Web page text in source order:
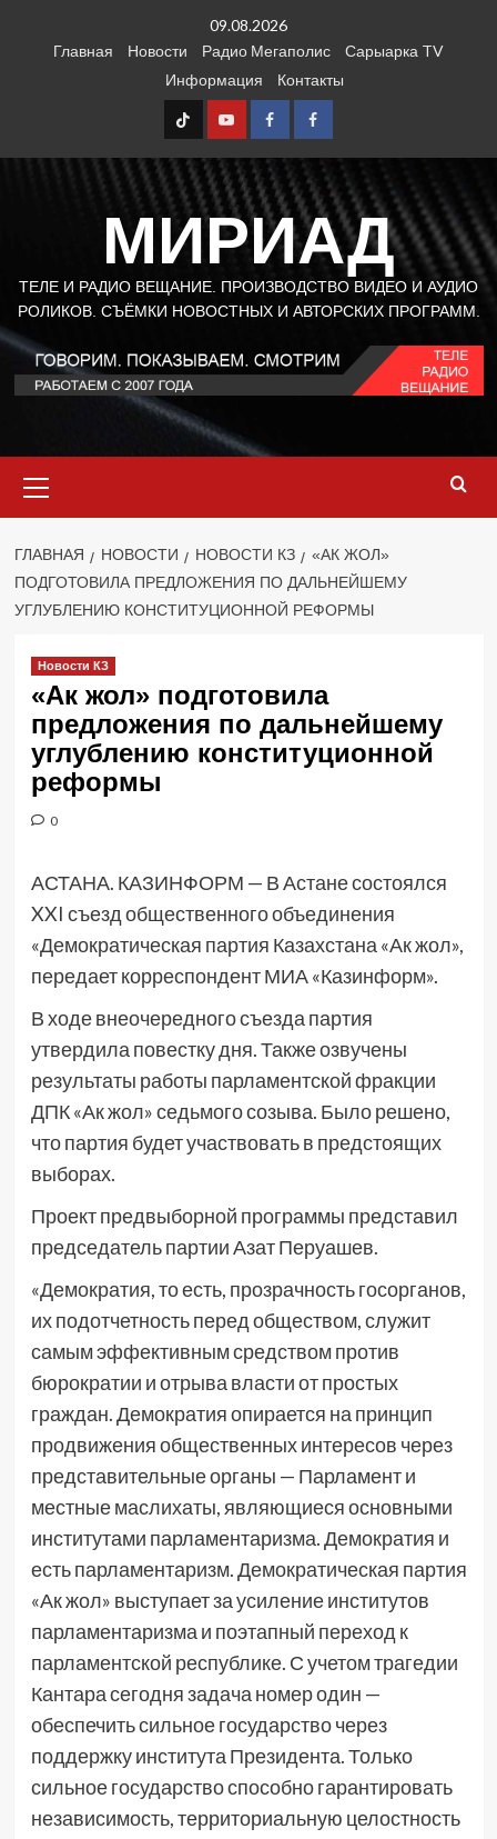
09.08.2026
Главная
Новости Радио Мегаполис
Сарыарка TV
Информация
Контакты
TT Youtube
FB1 FB2
МИРИАД
ТЕЛЕ И РАДИО ВЕЩАНИЕ. ПРОИЗВОДСТВО ВИДЕО И АУДИО
РОЛИКОВ. СЪЁМКИ НОВОСТНЫХ И АВТОРСКИХ ПРОГРАММ.
меню
ГЛАВНАЯ НОВОСТИ НОВОСТИ КЗ
«АК ЖОЛ»
ПОДГОТОВИЛА ПРЕДЛОЖЕНИЯ ПО ДАЛЬНЕЙШЕМУ
УГЛУБЛЕНИЮ КОНСТИТУЦИОННОЙ РЕФОРМЫ
Новости КЗ
«Ак жол» подготовила
предложения по дальнейшему
углублению конституционной
реформы
0
АСТАНА. КАЗИНФОРМ — В Астане состоялся
XXI съезд общественного объединения
«Демократическая партия Казахстана «Ак жол»,
передает корреспондент МИА «Казинформ».
В ходе внеочередного съезда партия
утвердила повестку дня. Также озвучены
результаты работы парламентской фракции
ДПК «Ак жол» седьмого созыва. Было решено,
что партия будет участвовать в предстоящих
выборах.
Проект предвыборной программы представил
председатель партии Азат Перуашев.
«Демократия, то есть, прозрачность госорганов,
их подотчетность перед обществом, служит
самым эффективным средством против
бюрократии и отрыва власти от простых
граждан. Демократия опирается на принцип
продвижения общественных интересов через
представительные органы — Парламент и
местные маслихаты, являющиеся основными
институтами парламентаризма. Демократия и
есть парламентаризм. Демократическая партия
«Ак жол» выступает за усиление институтов
парламентаризма и поэтапный переход к
парламентской республике. С учетом трагедии
Кантара сегодня задача номер один —
обеспечить сильное государство через
поддержку института Президента. Только
сильное государство способно гарантировать
независимость, территориальную целостность